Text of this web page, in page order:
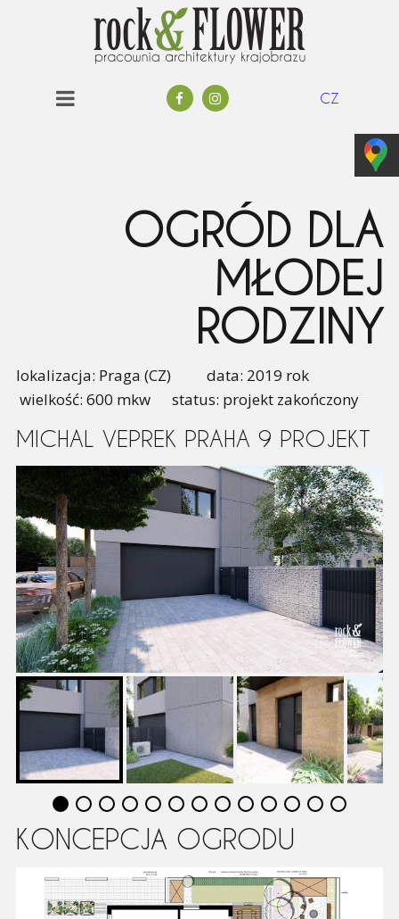
CZ
OGRÓD DLA
MŁODEJ
RODZINY
lokalizacja: Praga (CZ) data: 2019 rok
wielkość: 600 mkw status: projekt zakończony
MICHAL VEPREK PRAHA 9 PROJEKT
KONCEPCJA OGRODU